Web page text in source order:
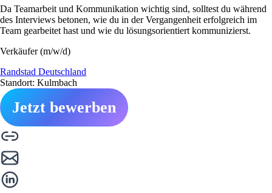
Da Teamarbeit und Kommunikation wichtig sind, solltest du während
des Interviews betonen, wie du in der Vergangenheit erfolgreich im
Team gearbeitet hast und wie du lösungsorientiert kommunizierst.
Verkäufer (m/w/d)
Randstad Deutschland
Standort: Kulmbach
Jetzt bewerben